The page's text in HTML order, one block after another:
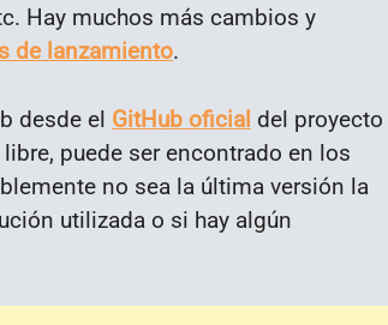
Hay muchos más cambios y
de lanzamiento.
desde el GitHub oficial del proyecto
puede ser encontrado en los
no sea la última versión la
utilizada o si hay algún